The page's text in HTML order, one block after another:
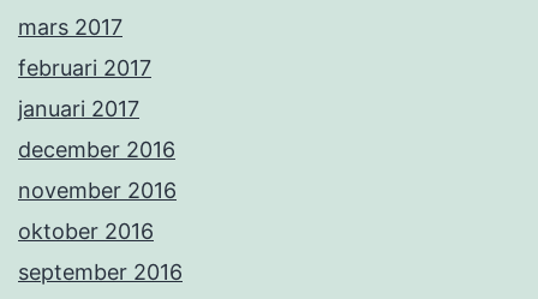
mars 2017
februari 2017
januari 2017
december 2016
november 2016
oktober 2016
september 2016